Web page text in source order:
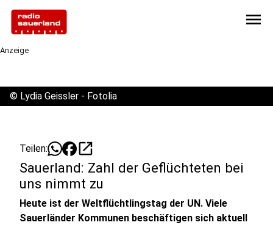
menu
Anzeige
© Lydia Geissler - Fotolia
Teilen: open_in_new
Sauerland: Zahl der Geflüchteten bei
uns nimmt zu
Heute ist der Weltflüchtlingstag der UN. Viele
Sauerländer Kommunen beschäftigen sich aktuell